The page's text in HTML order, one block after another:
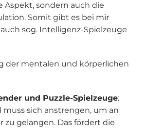
Aspekt, sondern auch die
Somit gibt es bei mir
sog. Intelligenz-Spielzeuge
der mentalen und körperlichen
und Puzzle-Spielzeuge:
muss sich anstrengen, um an
zu gelangen. Das fördert die